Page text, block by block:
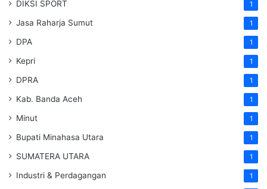
DIKSI SPORT 1
Jasa Raharja Sumut 1
DPA 1
Kepri 1
DPRA 1
Kab. Banda Aceh 1
Minut 1
Bupati Minahasa Utara 1
SUMATERA UTARA 1
Industri & Perdagangan 1